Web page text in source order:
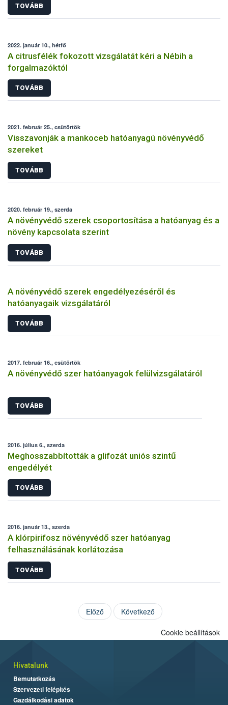
TOVÁBB
2022. január 10., hétfő
A citrusfélék fokozott vizsgálatát kéri a Nébih a
forgalmazóktól
TOVÁBB
2021. február 25., csütörtök
Visszavonják a mankoceb hatóanyagú növényvédő
szereket
TOVÁBB
2020. február 19., szerda
A növényvédő szerek csoportosítása a hatóanyag és a
növény kapcsolata szerint
TOVÁBB
A növényvédő szerek engedélyezéséről és
hatóanyagaik vizsgálatáról
TOVÁBB
2017. február 16., csütörtök
A növényvédő szer hatóanyagok felülvizsgálatáról
TOVÁBB
2016. július 6., szerda
Meghosszabbították a glifozát uniós szintű
engedélyét
TOVÁBB
2016. január 13., szerda
A klórpirifosz növényvédő szer hatóanyag
felhasználásának korlátozása
TOVÁBB
Előző Következő
Cookie beállítások
Hivatalunk
Bemutatkozás
Szervezeti felépítés
Gazdálkodási adatok